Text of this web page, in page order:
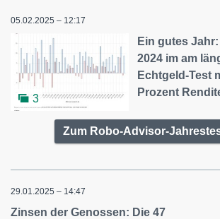
05.02.2025 – 12:17
3
Ein gutes
2024 im am
Echtgeld-Test
Prozent
Zum Robo-Advisor-
29.01.2025 – 14:47
Zinsen der Genossen: Die 47